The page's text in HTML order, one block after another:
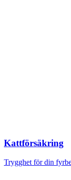
Katt­försäkring
Trygghet för din